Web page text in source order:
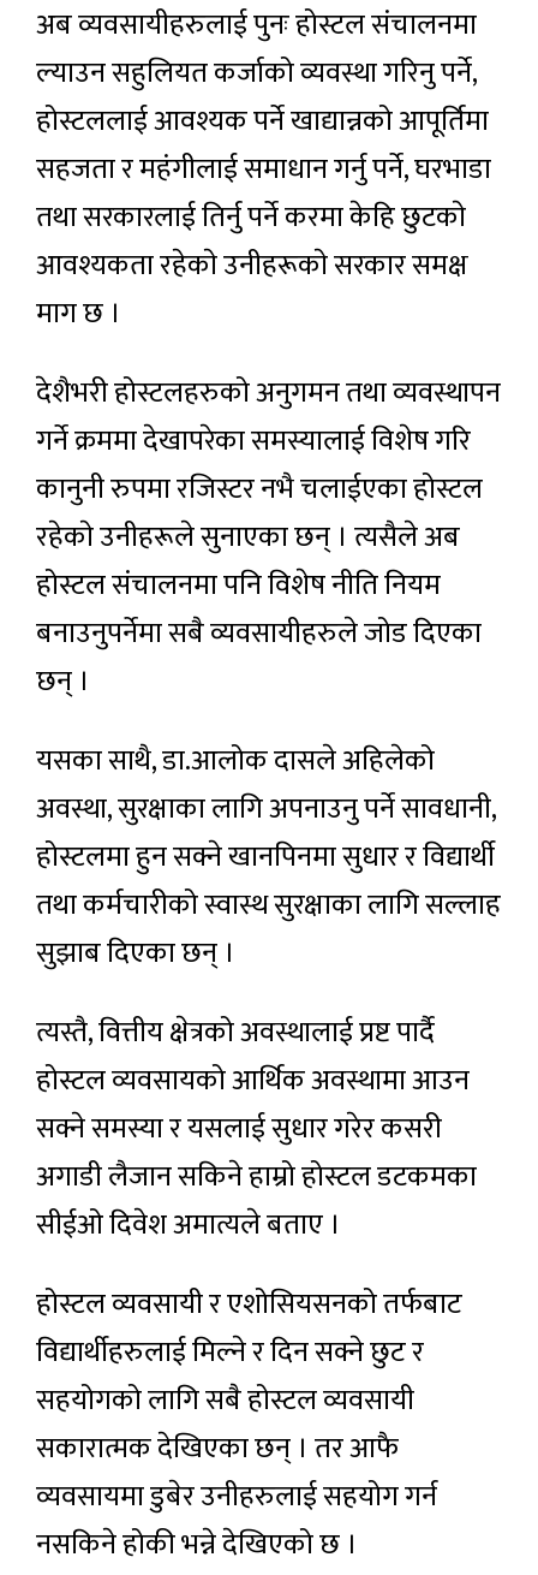
अब व्यवसायीहरुलाई पुनः होस्टल संचालनमा
ल्याउन सहुलियत कर्जाको व्यवस्था गरिनु पर्ने,
होस्टललाई आवश्यक पर्ने खाद्यान्नको आपूर्तिमा
सहजता र महंगीलाई समाधान गर्नु पर्ने, घरभाडा
तथा सरकारलाई तिर्नु पर्ने करमा केहि छुटकाे
आवश्यकता रहेकाे उनीहरूकाे सरकार समक्ष
माग छ ।
देशैभरी होस्टलहरुको अनुगमन तथा व्यवस्थापन
गर्ने क्रममा देखापरेका समस्यालाई विशेष गरि
कानुनी रुपमा रजिस्टर नभै चलाईएका होस्टल
रहेकाे उनीहरूले सुनाएका छन् । त्यसैले अब
होस्टल संचालनमा पनि विशेष नीति नियम
बनाउनुपर्नेमा सबै व्यवसायीहरुले जोड दिएका
छन् ।
यसका साथै, डा.आलोक दासले अहिलेको
अवस्था, सुरक्षाका लागि अपनाउनु पर्ने सावधानी,
होस्टलमा हुन सक्ने खानपिनमा सुधार र विद्यार्थी
तथा कर्मचारीको स्वास्थ सुरक्षाका लागि सल्लाह
सुझाब दिएका छन् ।
त्यस्तै, वित्तीय क्षेत्रको अवस्थालाई प्रष्ट पार्दै
होस्टल व्यवसायको आर्थिक अवस्थामा आउन
सक्ने समस्या र यसलाई सुधार गरेर कसरी
अगाडी लैजान सकिने हाम्रो होस्टल डटकमका
सीईओ दिवेश अमात्यले बताए ।
होस्टल व्यवसायी र एशोसियसनको तर्फबाट
विद्यार्थीहरुलाई मिल्ने र दिन सक्ने छुट र
सहयोगको लागि सबै होस्टल व्यवसायी
सकारात्मक देखिएका छन् । तर आफै
व्यवसायमा डुबेर उनीहरुलाई सहयोग गर्न
नसकिने होकी भन्ने देखिएको छ ।